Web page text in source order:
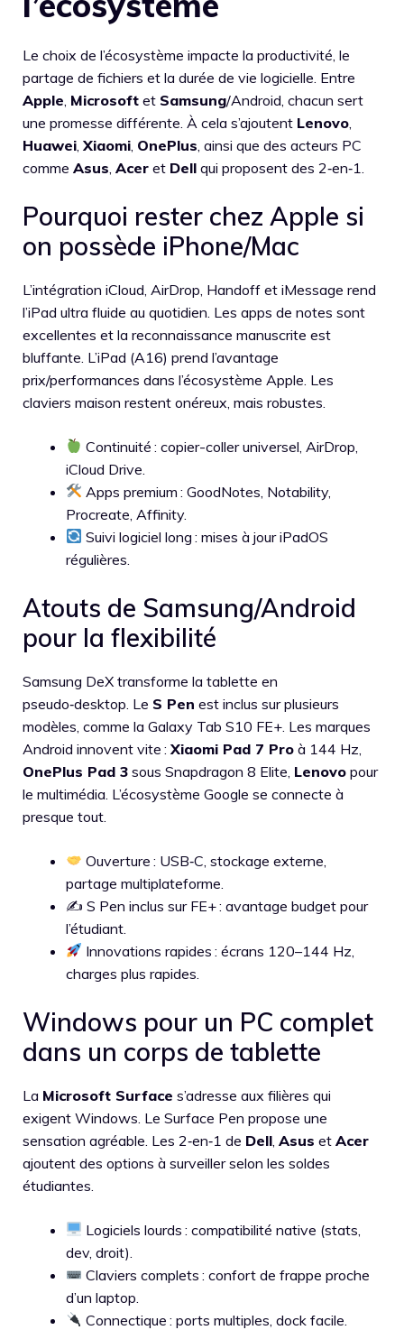
Le choix de l’écosystème impacte la productivité, le
partage de fichiers et la durée de vie logicielle. Entre
Apple Microsoft et Samsung/Android, chacun sert
une promesse différente. À cela s’ajoutent Lenovo
Huawei Xiaomi OnePlus , ainsi que des acteurs PC
comme Asus Acer et Dell qui proposent des 2‑en‑1.
Pourquoi rester chez Apple si
on possède iPhone/Mac
L’intégration iCloud, AirDrop, Handoff et iMessage rend
l’iPad ultra fluide au quotidien. Les apps de notes sont
excellentes et la reconnaissance manuscrite est
bluffante. L’iPad (A16) prend l’avantage
prix/performances dans l’écosystème Apple. Les
claviers maison restent onéreux, mais robustes.
Continuité : copier-coller universel, AirDrop,
iCloud Drive.
Apps premium : GoodNotes, Notability,
Procreate, Affinity.
Suivi logiciel long : mises à jour iPadOS
régulières.
Atouts de Samsung/Android
pour la flexibilité
Samsung DeX transforme la tablette en
pseudo‑desktop. Le S Pen est inclus sur plusieurs
modèles, comme la Galaxy Tab S10 FE+. Les marques
Android innovent vite : Xiaomi Pad 7 Pro à 144 Hz,
OnePlus Pad 3 sous Snapdragon 8 Elite, Lenovo pour
le multimédia. L’écosystème Google se connecte à
presque tout.
Ouverture : USB‑C, stockage externe,
partage multiplateforme.
✍️ S Pen inclus sur FE+ : avantage budget pour
l’étudiant.
Innovations rapides : écrans 120–144 Hz,
charges plus rapides.
Windows pour un PC complet
dans un corps de tablette
La Microsoft Surface s’adresse aux filières qui
exigent Windows. Le Surface Pen propose une
sensation agréable. Les 2‑en‑1 de Dell Asus et Acer
ajoutent des options à surveiller selon les soldes
étudiantes.
Logiciels lourds : compatibilité native (stats,
dev, droit).
Claviers complets : confort de frappe proche
d’un laptop.
Connectique : ports multiples, dock facile.